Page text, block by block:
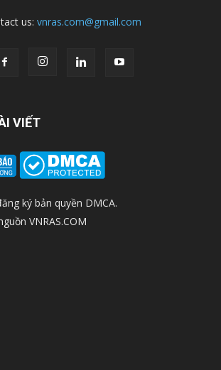
us: vnras.com@gmail.com
VIẾT
ký bản quyền DMCA.
VNRAS.COM